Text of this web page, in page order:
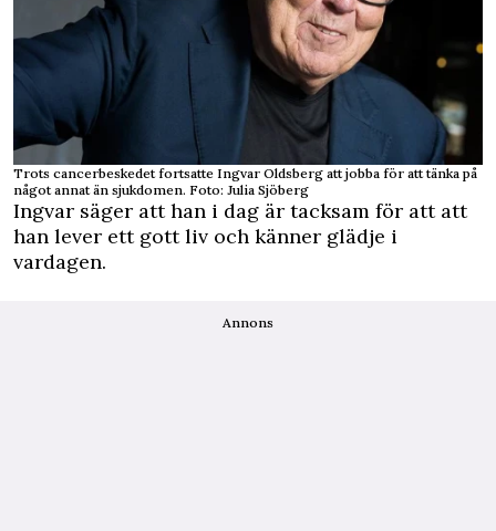
Trots cancerbeskedet fortsatte Ingvar Oldsberg att jobba för att tänka på
något annat än sjukdomen. Foto: Julia Sjöberg
Ingvar säger att han i dag är tacksam för att att
han lever ett gott liv och känner glädje i
vardagen.
Annons